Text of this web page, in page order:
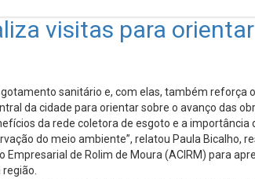
visitas para
sanitário e, com elas, também reforça
da cidade para orientar sobre o avanço das
da rede coletora de esgoto e a
do meio ambiente”, relatou Paula Bicalho,
de Rolim de Moura (ACIRM) para